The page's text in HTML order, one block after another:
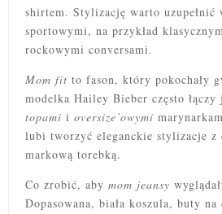
shirtem. Stylizację warto uzupełnić
sportowymi, na przykład
rockowymi conversami.
Mom fit to fason, który pokochały
modelka Hailey Bieber często
topami i oversize’owymi
lubi tworzyć eleganckie stylizacje z
markową torebką.
Co zrobić, aby mom jeansy
Dopasowana, biała koszula, buty